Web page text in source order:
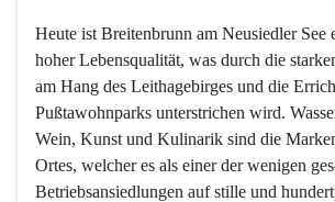
Heute ist Breitenbrunn am Neusiedler See
hoher Lebensqualität, was durch die
am Hang des Leithagebirges und die
Pußtawohnparks unterstrichen wird.
Wein, Kunst und Kulinarik sind die
Ortes, welcher es als einer der wenigen
Betriebsansiedlungen auf stille und